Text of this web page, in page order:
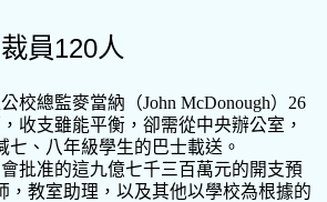
員120人
校總監麥當納（John McDonough） 26
收支雖能平衡，卻需從中央辦公室，
七、八年級學生的巴士載送。
批准的這九億七千三百萬元的開支預
，教室助理，以及其他以學校為根據的